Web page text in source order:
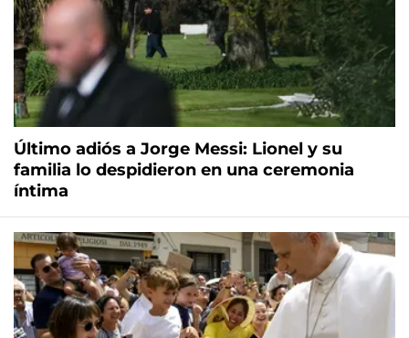
Último adiós a Jorge Messi: Lionel y su
familia lo despidieron en una ceremonia
íntima